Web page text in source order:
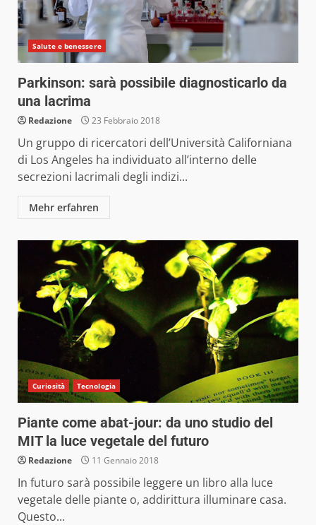
Salute e benessere
Parkinson: sarà possibile diagnosticarlo da
una lacrima
Redazione 23 Febbraio 2018
Un gruppo di ricercatori dell’Università Californiana
di Los Angeles ha individuato all’interno delle
secrezioni lacrimali degli indizi...
Mehr erfahren
Curiosità Tecnologia
Piante come abat-jour: da uno studio del
MIT la luce vegetale del futuro
Redazione 11 Gennaio 2018
In futuro sarà possibile leggere un libro alla luce
vegetale delle piante o, addirittura illuminare casa.
Questo...